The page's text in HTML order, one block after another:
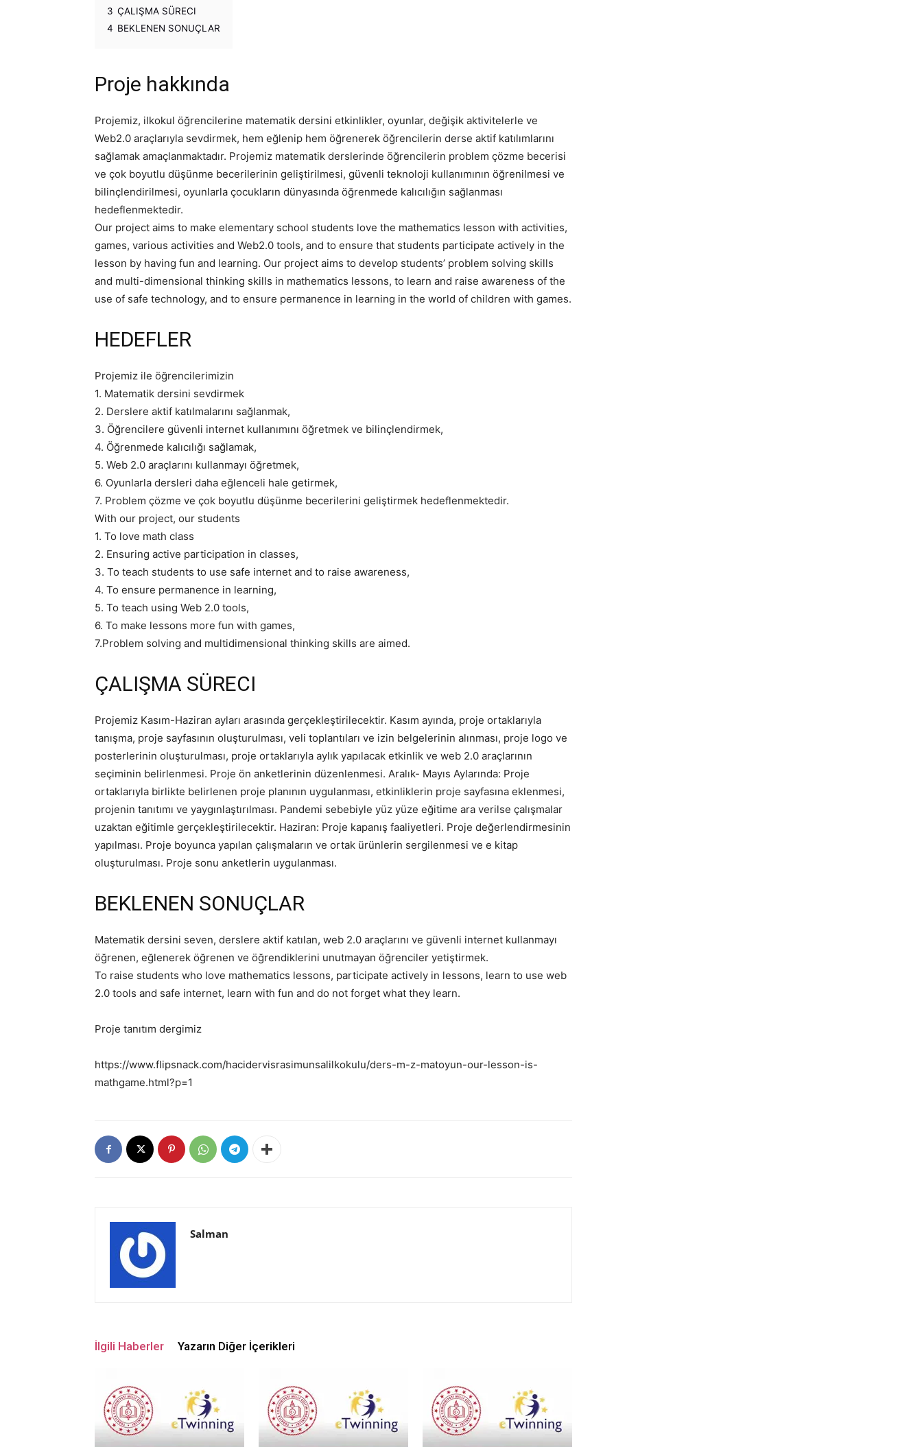
3 ÇALIŞMA SÜRECI
4 BEKLENEN SONUÇLAR
Proje hakkında
Projemiz, ilkokul öğrencilerine matematik dersini etkinlikler, oyunlar, değişik aktivitelerle ve
Web2.0 araçlarıyla sevdirmek, hem eğlenip hem öğrenerek öğrencilerin derse aktif katılımlarını
sağlamak amaçlanmaktadır. Projemiz matematik derslerinde öğrencilerin problem çözme becerisi
ve çok boyutlu düşünme becerilerinin geliştirilmesi, güvenli teknoloji kullanımının öğrenilmesi ve
bilinçlendirilmesi, oyunlarla çocukların dünyasında öğrenmede kalıcılığın sağlanması
hedeflenmektedir.
Our project aims to make elementary school students love the mathematics lesson with activities,
games, various activities and Web2.0 tools, and to ensure that students participate actively in the
lesson by having fun and learning. Our project aims to develop students’ problem solving skills
and multi-dimensional thinking skills in mathematics lessons, to learn and raise awareness of the
use of safe technology, and to ensure permanence in learning in the world of children with games.
HEDEFLER
Projemiz ile öğrencilerimizin
1. Matematik dersini sevdirmek
2. Derslere aktif katılmalarını sağlanmak,
3. Öğrencilere güvenli internet kullanımını öğretmek ve bilinçlendirmek,
4. Öğrenmede kalıcılığı sağlamak,
5. Web 2.0 araçlarını kullanmayı öğretmek,
6. Oyunlarla dersleri daha eğlenceli hale getirmek,
7. Problem çözme ve çok boyutlu düşünme becerilerini geliştirmek hedeflenmektedir.
With our project, our students
1. To love math class
2. Ensuring active participation in classes,
3. To teach students to use safe internet and to raise awareness,
4. To ensure permanence in learning,
5. To teach using Web 2.0 tools,
6. To make lessons more fun with games,
7.Problem solving and multidimensional thinking skills are aimed.
ÇALIŞMA SÜRECI
Projemiz Kasım-Haziran ayları arasında gerçekleştirilecektir. Kasım ayında, proje ortaklarıyla
tanışma, proje sayfasının oluşturulması, veli toplantıları ve izin belgelerinin alınması, proje logo ve
posterlerinin oluşturulması, proje ortaklarıyla aylık yapılacak etkinlik ve web 2.0 araçlarının
seçiminin belirlenmesi. Proje ön anketlerinin düzenlenmesi. Aralık- Mayıs Aylarında: Proje
ortaklarıyla birlikte belirlenen proje planının uygulanması, etkinliklerin proje sayfasına eklenmesi,
projenin tanıtımı ve yaygınlaştırılması. Pandemi sebebiyle yüz yüze eğitime ara verilse çalışmalar
uzaktan eğitimle gerçekleştirilecektir. Haziran: Proje kapanış faaliyetleri. Proje değerlendirmesinin
yapılması. Proje boyunca yapılan çalışmaların ve ortak ürünlerin sergilenmesi ve e kitap
oluşturulması. Proje sonu anketlerin uygulanması.
BEKLENEN SONUÇLAR
Matematik dersini seven, derslere aktif katılan, web 2.0 araçlarını ve güvenli internet kullanmayı
öğrenen, eğlenerek öğrenen ve öğrendiklerini unutmayan öğrenciler yetiştirmek.
To raise students who love mathematics lessons, participate actively in lessons, learn to use web
2.0 tools and safe internet, learn with fun and do not forget what they learn.
Proje tanıtım dergimiz
https://www.flipsnack.com/hacidervisrasimunsalilkokulu/ders-m-z-matoyun-our-lesson-is-
mathgame.html?p=1
Salman
İlgili Haberler Yazarın Diğer İçerikleri